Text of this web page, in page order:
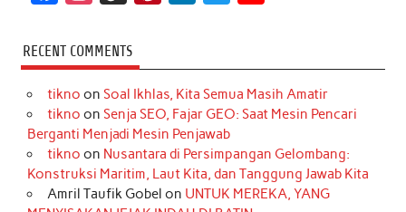
c
e
b
o
k
s
t
a
r
a
m
k
T
o
k
t
e
r
e
s
t
k
e
d
I
n
t
t
r
T
u
e
RECENT COMMENTS
tikno on Soal Ikhlas, Kita Semua Masih Amatir
tikno on Senja SEO, Fajar GEO: Saat Mesin Pencari
Berganti Menjadi Mesin Penjawab
tikno on Nusantara di Persimpangan Gelombang:
Konstruksi Maritim, Laut Kita, dan Tanggung Jawab Kita
Amril Taufik Gobel on UNTUK MEREKA, YANG